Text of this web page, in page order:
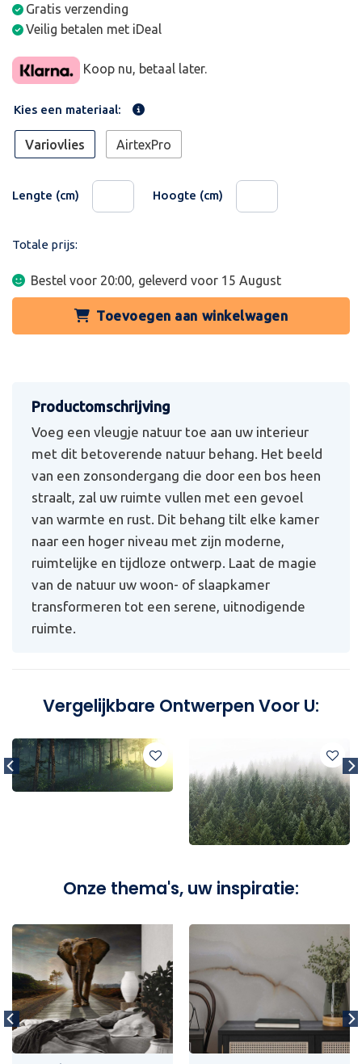
Gratis verzending
Veilig betalen met iDeal
Koop nu, betaal later.
Kies een materiaal:
Variovlies AirtexPro
Lengte (cm) Hoogte (cm)
Totale prijs:
Bestel voor 20:00, geleverd voor 15 August
Toevoegen aan winkelwagen
Voeg een vleugje natuur toe aan uw interieur
met dit betoverende natuur behang. Het beeld
van een zonsondergang die door een bos heen
straalt, zal uw ruimte vullen met een gevoel
van warmte en rust. Dit behang tilt elke kamer
naar een hoger niveau met zijn moderne,
ruimtelijke en tijdloze ontwerp. Laat de magie
van de natuur uw woon- of slaapkamer
transformeren tot een serene, uitnodigende
ruimte.
Vergelijkbare Ontwerpen Voor U:
Onze thema's, uw inspiratie: